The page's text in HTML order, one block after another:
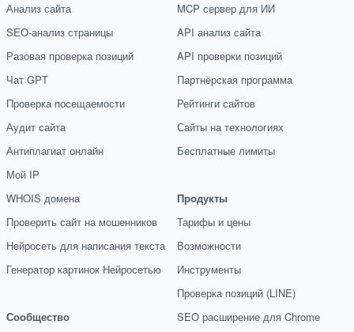
Анализ сайта
SEO-анализ страницы
Разовая проверка позиций
Чат GPT
Проверка посещаемости
Аудит сайта
Антиплагиат онлайн
Мой IP
WHOIS домена
Проверить сайт на мошенников
Нейросеть для написания текста
Генератор картинок Нейросетью
Сообщество
MCP сервер для ИИ
API анализ сайта
API проверки позиций
Партнёрская программа
Рейтинги сайтов
Сайты на технологиях
Бесплатные лимиты
Продукты
Тарифы и цены
Возможности
Инструменты
Проверка позиций (LINE)
SEO расширение для Chrome